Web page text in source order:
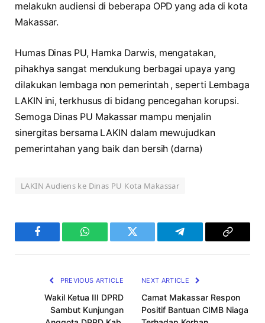
melakukn audiensi di beberapa OPD yang ada di kota
Makassar.
Humas Dinas PU, Hamka Darwis, mengatakan,
pihakhya sangat mendukung berbagai upaya yang
dilakukan lembaga non pemerintah , seperti Lembaga
LAKIN ini, terkhusus di bidang pencegahan korupsi.
Semoga Dinas PU Makassar mampu menjalin
sinergitas bersama LAKIN dalam mewujudkan
pemerintahan yang baik dan bersih (darna)
LAKIN Audiens ke Dinas PU Kota Makassar
Facebook WhatsAppTwitter Telegram
Copy
PREVIOUS ARTICLE
Wakil Ketua III DPRD
Sambut Kunjungan
NEXT ARTICLE
Camat Makassar Respon
Positif Bantuan CIMB Niaga